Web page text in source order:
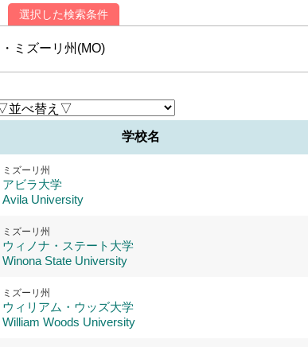
選択した検索条件
・ミズーリ州(MO)
学校名
ミズーリ州
アビラ大学
Avila University
ミズーリ州
ウィノナ・ステート大学
Winona State University
ミズーリ州
ウィリアム・ウッズ大学
William Woods University